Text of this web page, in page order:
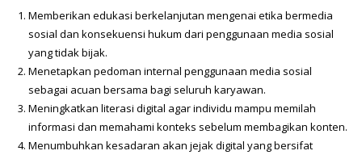
Memberikan edukasi berkelanjutan mengenai etika bermedia
sosial dan konsekuensi hukum dari penggunaan media sosial
yang tidak bijak.
Menetapkan pedoman internal penggunaan media sosial
sebagai acuan bersama bagi seluruh karyawan.
Meningkatkan literasi digital agar individu mampu memilah
informasi dan memahami konteks sebelum membagikan konten.
Menumbuhkan kesadaran akan jejak digital yang bersifat